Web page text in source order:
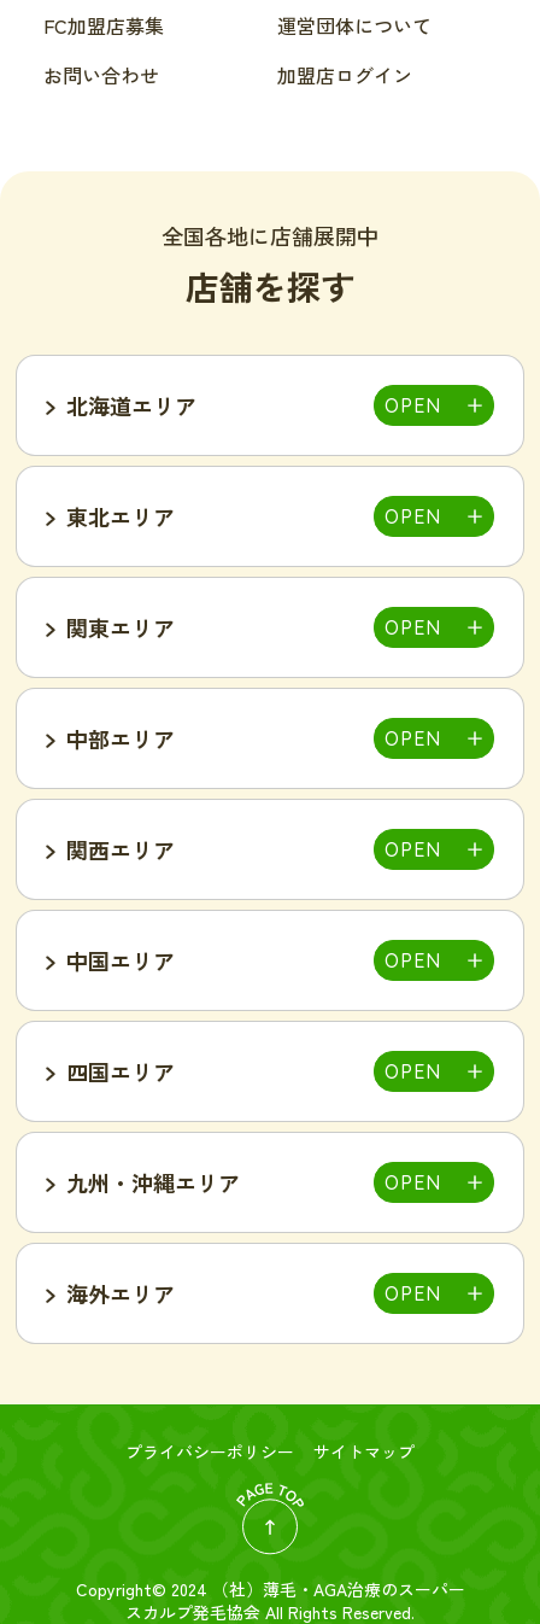
FC加盟店募集
運営団体について
お問い合わせ
加盟店ログイン
全国各地に店舗展開中
店舗を探す
北海道エリア
東北エリア
仙台泉店
関東エリア
大宮店 新所沢西口店
池袋西口店
吉祥寺駅前店
小岩駅前店 渋谷店 新橋店
小山店
湘南藤沢店 新横浜菊名店
群馬太田店
つくば店 水戸店
中部エリア
富山インター店
甲府中央店
岐阜可児店
一宮店 岡崎駅前店
豊田南店
名古屋駅前店
名古屋金山駅前店
新潟燕三条店
金沢店
関西エリア
明石駅前店
豊岡店
東加古川店
姫路店
和歌山店
旭・千林店 梅田北新地店
新大阪店
高槻駅前店
寝屋川枚方店
中国エリア
岡山駅前店 岡山東店
東広島西条店 広島福山店
四国エリア
高知西店
九州・沖縄エリア
海外エリア
プライバシーポリシー
サイトマップ
Copyright© 2024 （社） 薄毛・AGA治療のスーパー
スカルプ発毛協会 All Rights Reserved.